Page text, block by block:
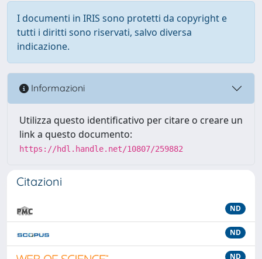
I documenti in IRIS sono protetti da copyright e
tutti i diritti sono riservati, salvo diversa
indicazione.
Informazioni
Utilizza questo identificativo per citare o creare un
link a questo documento:
https://hdl.handle.net/10807/259882
Citazioni
ND
ND
ND